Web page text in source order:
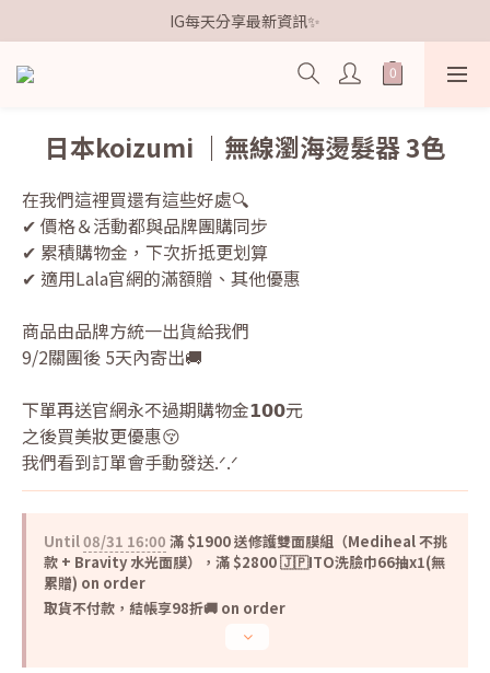
歡迎加入鐵粉社群🎟️
IG每天分享最新資訊✨
歡迎加入鐵粉社群🎟️
日本koizumi ｜無線瀏海燙髮器 3色
在我們這裡買還有這些好處🔍
✔ 價格＆活動都與品牌團購同步
✔ 累積購物金，下次折抵更划算
✔ 適用Lala官網的滿額贈、其他優惠
商品由品牌方統一出貨給我們
9/2關團後 5天內寄出🚚
下單再送官網永不過期購物金𝟭𝟬𝟬元
之後買美妝更優惠😚
我們看到訂單會手動發送.ᐟ.ᐟ
Until08/31 16:00 滿 $1900 送修護雙面膜組（Mediheal 不挑
款 + Bravity 水光面膜），滿 $2800 🇯🇵ITO洗臉巾66抽x1(無
累贈) on order
取貨不付款，結帳享98折🚚 on order